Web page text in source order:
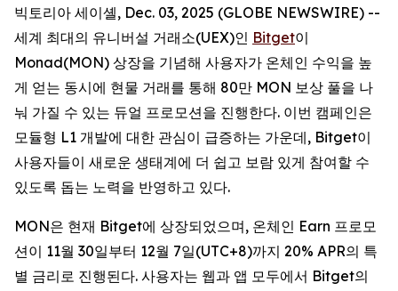
빅토리아 세이셸, Dec. 03, 2025 (GLOBE NEWSWIRE) --
세계 최대의 유니버설 거래소(UEX)인 Bitget이
Monad(MON) 상장을 기념해 사용자가 온체인 수익을 높
게 얻는 동시에 현물 거래를 통해 80만 MON 보상 풀을 나
눠 가질 수 있는 듀얼 프로모션을 진행한다. 이번 캠페인은
모듈형 L1 개발에 대한 관심이 급증하는 가운데, Bitget이
사용자들이 새로운 생태계에 더 쉽고 보람 있게 참여할 수
있도록 돕는 노력을 반영하고 있다.
MON은 현재 Bitget에 상장되었으며, 온체인 Earn 프로모
션이 11월 30일부터 12월 7일(UTC+8)까지 20% APR의 특
별 금리로 진행된다. 사용자는 웹과 앱 모두에서 Bitget의